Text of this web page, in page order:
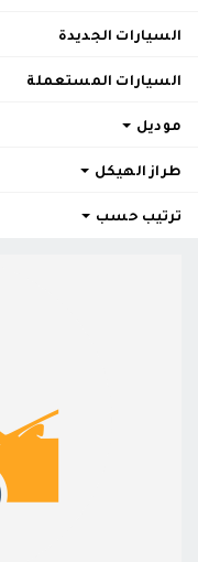
السيارات الجديدة
السيارات المستعملة
موديل
طراز الهيكل
ترتيب حسب